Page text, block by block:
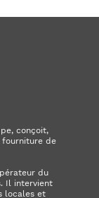
conçoit,
de
du
Il intervient
locales et